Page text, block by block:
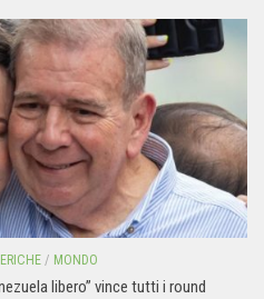
/ MONDO
libero” vince tutti i round